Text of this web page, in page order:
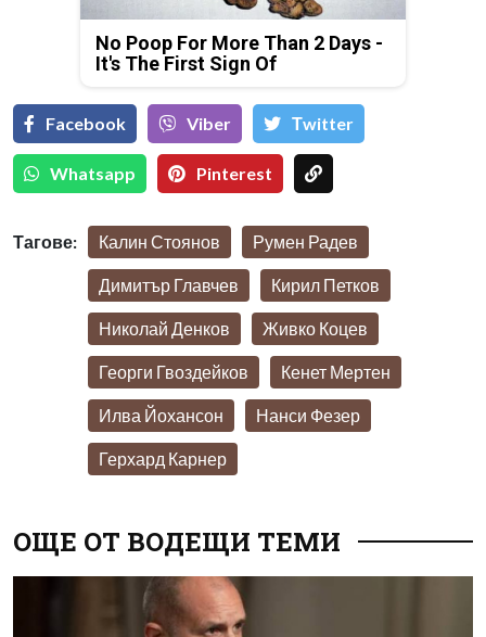
No Poop For More Than 2 Days -
It's The First Sign Of
Facebook Viber Тwitter
Whatsapp Pinterest
Тагове: Калин Стоянов Румен Радев
Димитър Главчев Кирил Петков
Николай Денков Живко Коцев
Георги Гвоздейков Кенет Мертен
Илва Йохансон Нанси Фезер
Герхард Карнер
ОЩЕ ОТ ВОДЕЩИ ТЕМИ